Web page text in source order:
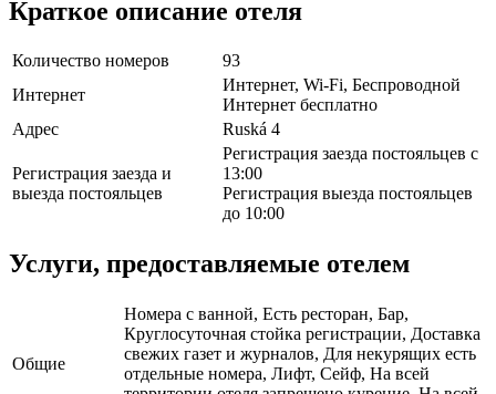
Краткое описание отеля
Количество номеров
93
Интернет
Интернет, Wi-Fi, Беспроводной
Интернет бесплатно
Адрес
Ruská 4
Регистрация заезда и
выезда постояльцев
Регистрация заезда постояльцев с
13:00
Регистрация выезда постояльцев
до 10:00
Услуги, предоставляемые отелем
Общие
Номера с ванной, Есть ресторан, Бар,
Круглосуточная стойка регистрации, Доставка
свежих газет и журналов, Для некурящих есть
отдельные номера, Лифт, Сейф, На всей